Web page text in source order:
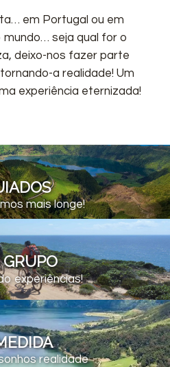
em Portugal ou em
seja qual for o
deixo-nos fazer parte
a realidade! Um
experiência eternizada!
mais longe!
experiências!
realidade